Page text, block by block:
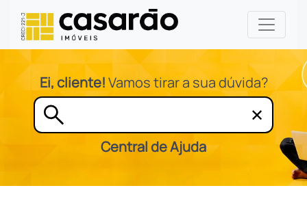
Ei, cliente!Vamos tirar a sua dúvida?
✕
Central de Ajuda